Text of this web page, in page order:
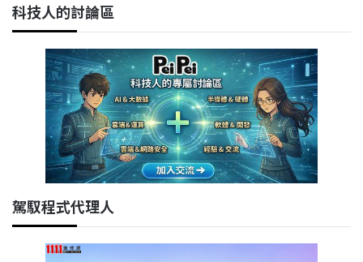
科技人的討論區
駕馭程式代理人